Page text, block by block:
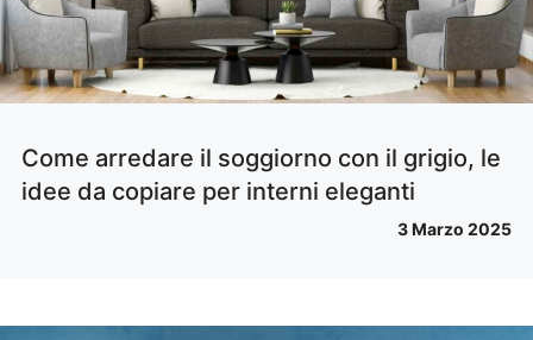
Come arredare il soggiorno con il grigio, le
idee da copiare per interni eleganti
3 Marzo 2025